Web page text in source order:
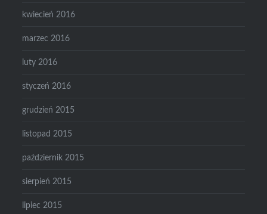
kwiecień 2016
marzec 2016
luty 2016
styczeń 2016
grudzień 2015
listopad 2015
październik 2015
sierpień 2015
lipiec 2015